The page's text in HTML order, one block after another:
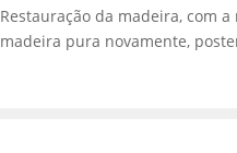
Restauração da madeira, com
madeira pura novamente,